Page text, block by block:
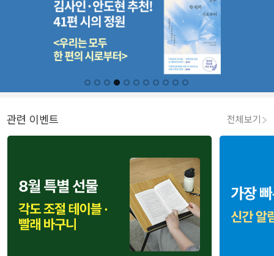
관련 이벤트 전체보기